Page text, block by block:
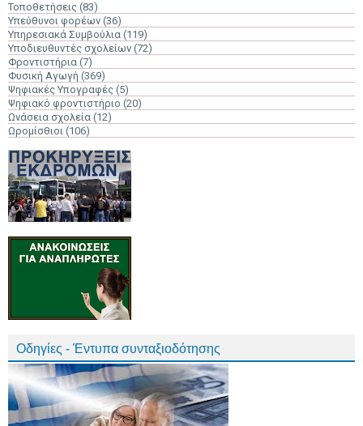
Τοποθετήσεις (83)
Υπεύθυνοι φορέων (36)
Υπηρεσιακά Συμβούλια (119)
Υποδιευθυντές σχολείων (72)
Φροντιστήρια (7)
Φυσική Αγωγή (369)
Ψηφιακές Υπογραφές (5)
Ψηφιακό φροντιστήριο (20)
Ωνάσεια σχολεία (12)
Ωρομίσθιοι (106)
Οδηγίες - Έντυπα συνταξιοδότησης